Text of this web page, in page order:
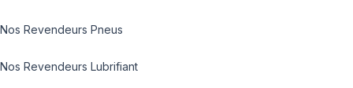
Nos Revendeurs Pneus
Nos Revendeurs Lubrifiant